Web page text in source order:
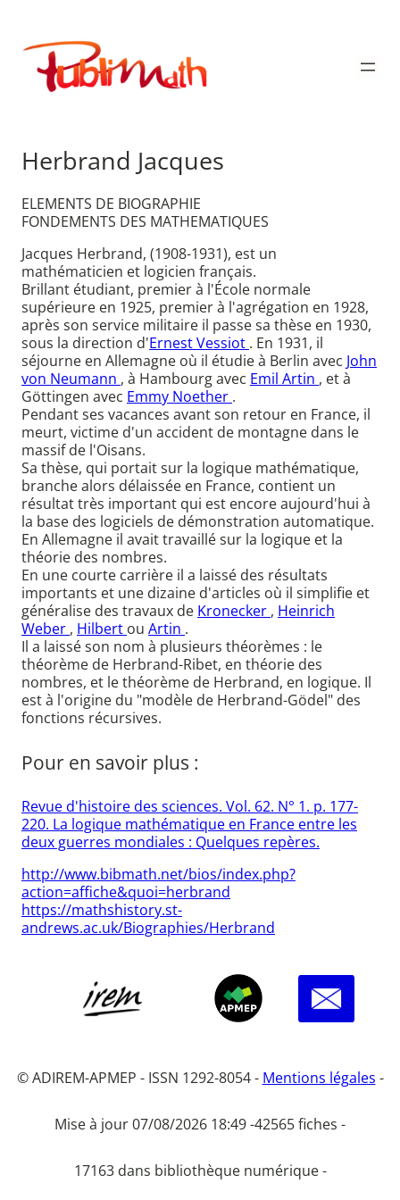
contenu
Publimath
Herbrand Jacques
ELEMENTS DE BIOGRAPHIE
FONDEMENTS DES MATHEMATIQUES
Jacques Herbrand, (1908-1931), est un
mathématicien et logicien français.
Brillant étudiant, premier à l'École normale
supérieure en 1925, premier à l'agrégation en 1928,
après son service militaire il passe sa thèse en 1930,
sous la direction d'Ernest Vessiot . En 1931, il
séjourne en Allemagne où il étudie à Berlin avec John
von Neumann , à Hambourg avec Emil Artin , et à
Göttingen avec Emmy Noether .
Pendant ses vacances avant son retour en France, il
meurt, victime d'un accident de montagne dans le
massif de l'Oisans.
Sa thèse, qui portait sur la logique mathématique,
branche alors délaissée en France, contient un
résultat très important qui est encore aujourd'hui à
la base des logiciels de démonstration automatique.
En Allemagne il avait travaillé sur la logique et la
théorie des nombres.
En une courte carrière il a laissé des résultats
importants et une dizaine d'articles où il simplifie et
généralise des travaux de Kronecker , Heinrich
Weber , Hilbert ou Artin .
Il a laissé son nom à plusieurs théorèmes : le
théorème de Herbrand-Ribet, en théorie des
nombres, et le théorème de Herbrand, en logique. Il
est à l'origine du "modèle de Herbrand-Gödel" des
fonctions récursives.
Pour en savoir plus :
Revue d'histoire des sciences. Vol. 62. N° 1. p. 177-
220. La logique mathématique en France entre les
deux guerres mondiales : Quelques repères.
http://www.bibmath.net/bios/index.php?
action=affiche&quoi=herbrand
https://mathshistory.st-
andrews.ac.uk/Biographies/Herbrand
© ADIREM-APMEP - ISSN 1292-8054 - Mentions légales -
Mise à jour 07/08/2026 18:49 -42565 fiches -
17163 dans bibliothèque numérique -